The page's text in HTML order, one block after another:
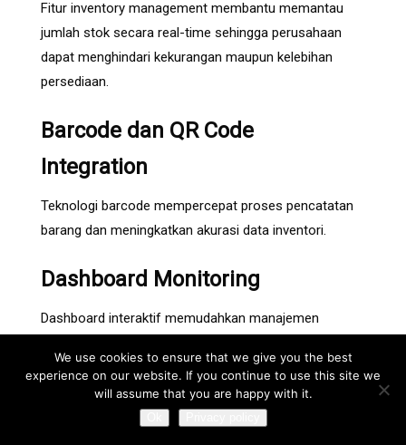
Fitur inventory management membantu memantau
jumlah stok secara real-time sehingga perusahaan
dapat menghindari kekurangan maupun kelebihan
persediaan.
Barcode dan QR Code
Integration
Teknologi barcode mempercepat proses pencatatan
barang dan meningkatkan akurasi data inventori.
Dashboard Monitoring
Dashboard interaktif memudahkan manajemen
status pengiriman dalam satu tampilan.
Multi Warehouse Management
We use cookies to ensure that we give you the best
experience on our website. If you continue to use this site we
will assume that you are happy with it.